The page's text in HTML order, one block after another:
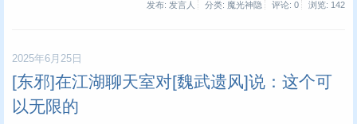
发布: 发言人 分类: 魔光神隐 评论: 0 浏览: 142
2025年6月25日
[东邪]在江湖聊天室对[魏武遗风]说：这个可
以无限的